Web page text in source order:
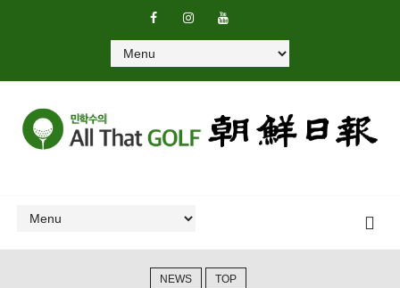
NEWS TOP